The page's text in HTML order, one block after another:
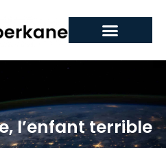
l’enfant terrible